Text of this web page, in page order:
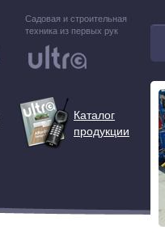
Садовая и строительная
техника из первых рук
Каталог
продукции